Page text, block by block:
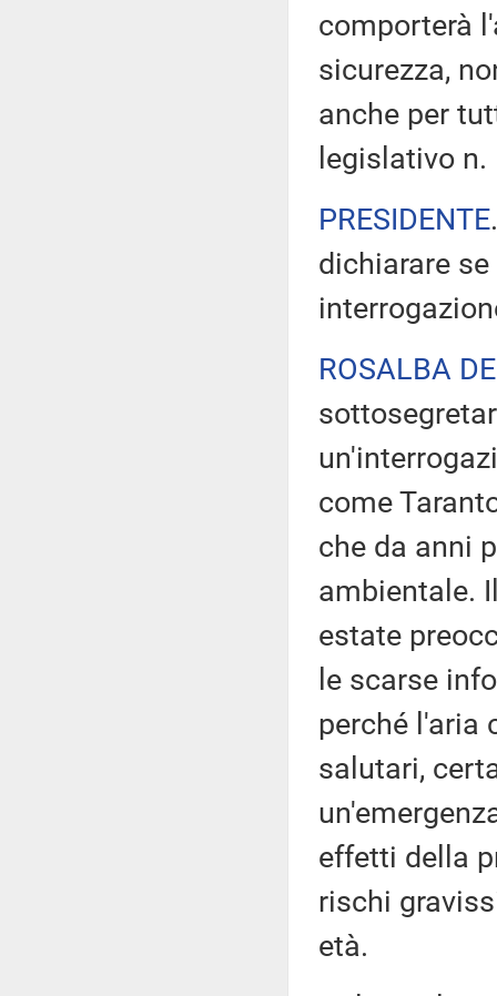
comporterà
sicurezza,
anche per
legislativo
PRESIDENTE
dichiarare
ROSALBA
come
che da anni
ambientale.
estate
le scarse
perché l'aria
salutari,
effetti della
rischi
età.